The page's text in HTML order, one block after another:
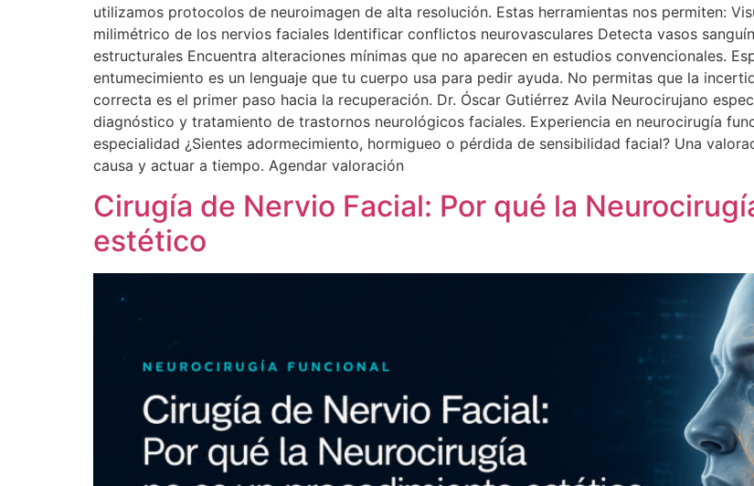
utilizamos protocolos de neuroimagen de alta resolución. Estas herramientas nos permiten:
milimétrico de los nervios faciales Identificar conflictos neurovasculares Detecta vasos
estructurales Encuentra alteraciones mínimas que no aparecen en estudios convencionales.
entumecimiento es un lenguaje que tu cuerpo usa para pedir ayuda. No permitas que la
correcta es el primer paso hacia la recuperación. Dr. Óscar Gutiérrez Avila Neurocirujano
diagnóstico y tratamiento de trastornos neurológicos faciales. Experiencia en neurocirugía
especialidad ¿Sientes adormecimiento, hormigueo o pérdida de sensibilidad facial? Una
causa y actuar a tiempo. Agendar valoración
Cirugía de Nervio Facial: Por qué la
estético